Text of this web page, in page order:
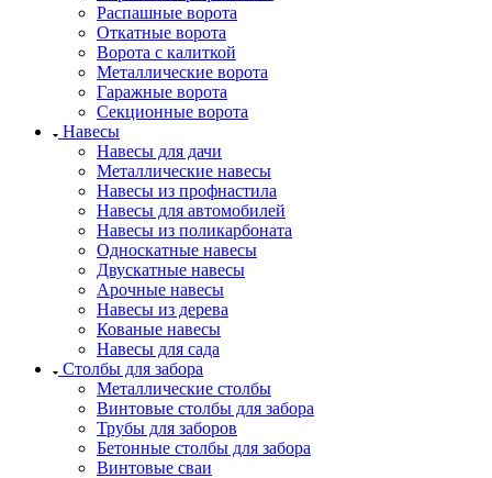
Распашные ворота
Откатные ворота
Ворота с калиткой
Металлические ворота
Гаражные ворота
Секционные ворота
Навесы
Навесы для дачи
Металлические навесы
Навесы из профнастила
Навесы для автомобилей
Навесы из поликарбоната
Односкатные навесы
Двускатные навесы
Арочные навесы
Навесы из дерева
Кованые навесы
Навесы для сада
Столбы для забора
Металлические столбы
Винтовые столбы для забора
Трубы для заборов
Бетонные столбы для забора
Винтовые сваи